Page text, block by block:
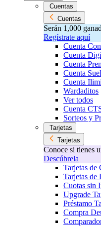
Cuentas
Cuentas
Serán 1,000
Regístrate aquí
Cuenta
Cuenta
Cuenta
Cuenta
Cuenta
Wardaditos
Ver todos
Cuenta
Sorteos y
Tarjetas
Tarjetas
Conoce si tienes
Descúbrela
Tarjetas de
Tarjetas de
Cuotas sin
Upgrade
Préstamo
Compra